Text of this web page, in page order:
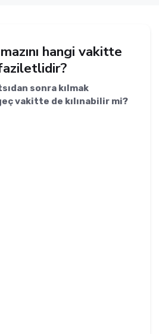
hangi vakitte
sonra kılmak
vakitte de kılınabilir mi?